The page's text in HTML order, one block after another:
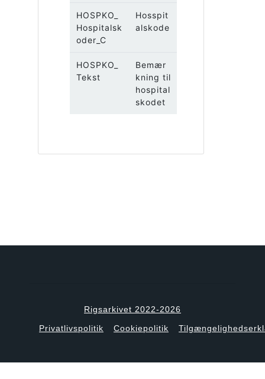
HOSPKO_
Hospitalsk
oder_C
Hosspit
alskode
HOSPKO_
Tekst
Bemær
kning til
hospital
skodet
Rigsarkivet 2022-2026
Privatlivspolitik
Cookiepolitik